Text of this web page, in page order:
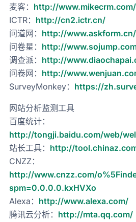
麦客： http://www.mikecrm.com/
ICTR： http://cn2.ictr.cn/
问道网： http://www.askform.cn/
问卷星： http://
调查派： http://
问卷网： http://
SurveyMonkey： https://
网站分析监测工具
百度统计：
http://tongji.baidu.com/web/
站长工具： http://
CNZZ：
http://www.cnzz.com/
spm=0.0.0.0.kxHVXo
Alexa： http://www.alexa.com/
腾讯云分析： http://mta.qq.com/